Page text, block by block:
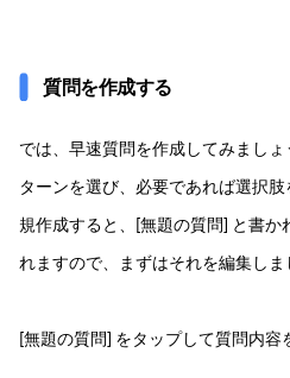
質問を作成する
では、早速質問を作成してみまし
ターンを選び、必要であれば選択
規作成すると、[無題の質問] と書か
れますので、まずはそれを編集しま
[無題の質問] をタップして質問内容